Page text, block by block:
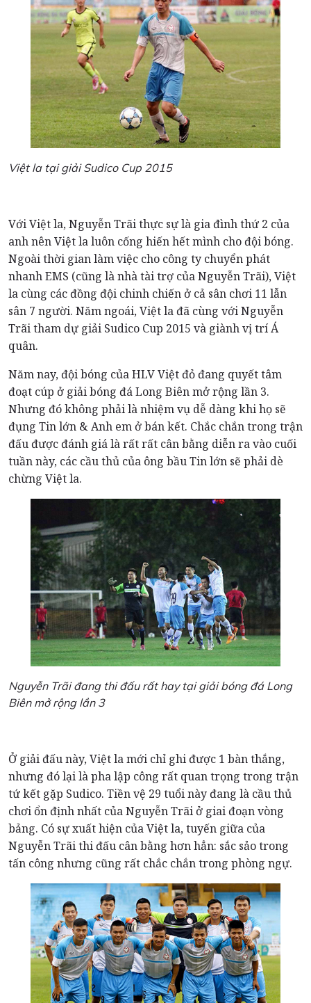
Việt la tại giải Sudico Cup 2015
Với Việt la, Nguyễn Trãi thực sự là gia đình thứ 2 của
anh nên Việt la luôn cống hiến hết mình cho đội bóng.
Ngoài thời gian làm việc cho công ty chuyển phát
nhanh EMS (cũng là nhà tài trợ của Nguyễn Trãi), Việt
la cùng các đồng đội chinh chiến ở cả sân chơi 11 lẫn
sân 7 người. Năm ngoái, Việt la đã cùng với Nguyễn
Trãi tham dự giải Sudico Cup 2015 và giành vị trí Á
quân.
Năm nay, đội bóng của HLV Việt đỏ đang quyết tâm
đoạt cúp ở giải bóng đá Long Biên mở rộng lần 3.
Nhưng đó không phải là nhiệm vụ dễ dàng khi họ sẽ
đụng Tin lớn & Anh em ở bán kết. Chắc chắn trong trận
đấu được đánh giá là rất rất cân bằng diễn ra vào cuối
tuần này, các cầu thủ của ông bầu Tin lớn sẽ phải dè
chừng Việt la.
Nguyễn Trãi đang thi đấu rất hay tại giải bóng đá Long
Biên mở rộng lần 3
Ở giải đấu này, Việt la mới chỉ ghi được 1 bàn thắng,
nhưng đó lại là pha lập công rất quan trọng trong trận
tứ kết gặp Sudico. Tiền vệ 29 tuổi này đang là cầu thủ
chơi ổn định nhất của Nguyễn Trãi ở giai đoạn vòng
bảng. Có sự xuất hiện của Việt la, tuyến giữa của
Nguyễn Trãi thi đấu cân bằng hơn hẳn: sắc sảo trong
tấn công nhưng cũng rất chắc chắn trong phòng ngự.